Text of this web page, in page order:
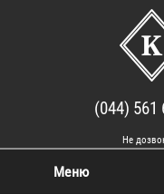
(044)
Не
Меню